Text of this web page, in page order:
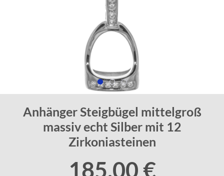
Anhänger Steigbügel mittelgroß
massiv echt Silber mit 12
Zirkoniasteinen
185,00 €